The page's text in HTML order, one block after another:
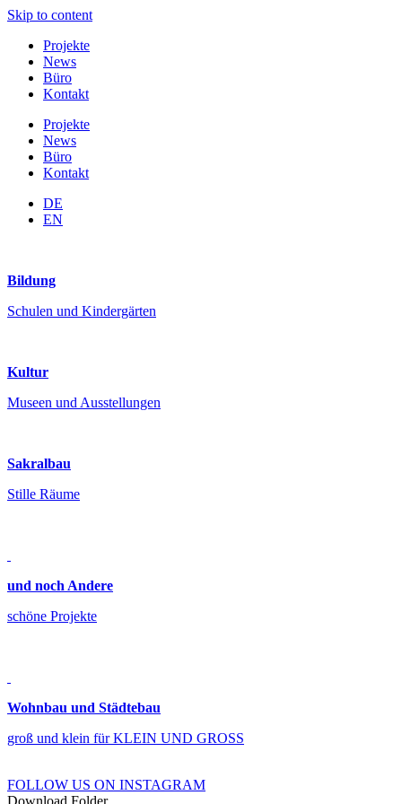
Skip to content
Projekte
News
Büro
Kontakt
Projekte
News
Büro
Kontakt
DE
EN
Bildung
Schulen und Kindergärten
Kultur
Museen und Ausstellungen
Sakralbau
Stille Räume
und noch Andere
schöne Projekte
Wohnbau und Städtebau
groß und klein für KLEIN UND GROSS
FOLLOW US ON INSTAGRAM
Download Folder